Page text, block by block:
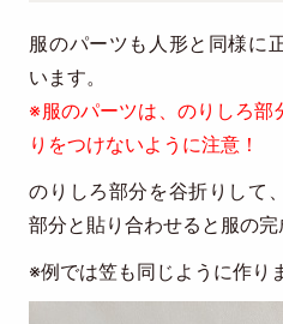
服のパーツも人形と同様に
います。
※服のパーツは、のりしろ部
りをつけないように注意！
のりしろ部分を谷折りして
部分と貼り合わせると服の完
※例では笠も同じように作り